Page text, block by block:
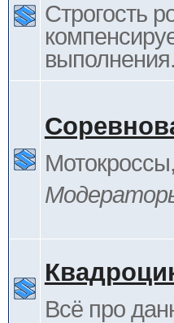
Строгость
Всё про